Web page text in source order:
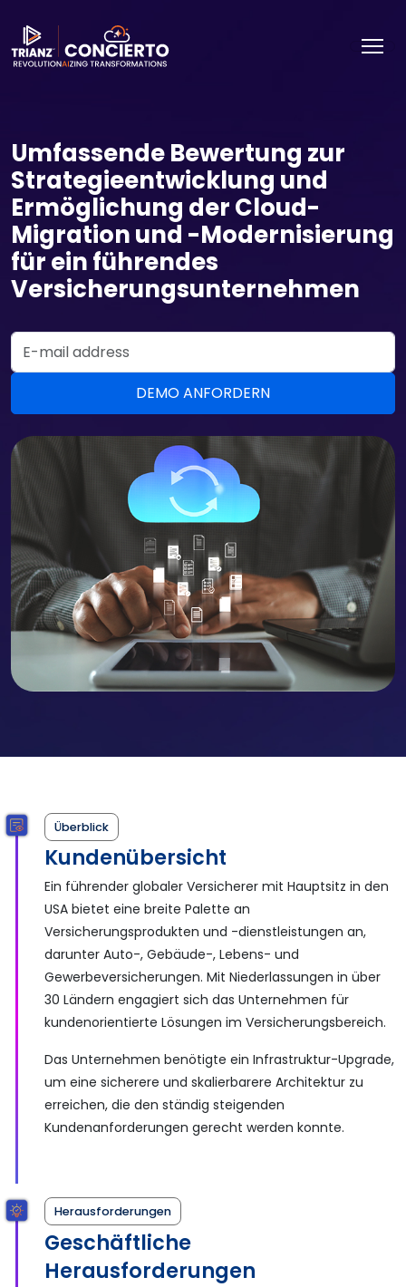
Umfassende Bewertung zur
Strategieentwicklung und
Ermöglichung der Cloud-
Migration und -Modernisierung
für ein führendes
Versicherungsunternehmen
Email Address
Überblick
Kundenübersicht
Ein führender globaler Versicherer mit Hauptsitz in den
USA bietet eine breite Palette an
Versicherungsprodukten und -dienstleistungen an,
darunter Auto-, Gebäude-, Lebens- und
Gewerbeversicherungen. Mit Niederlassungen in über
30 Ländern engagiert sich das Unternehmen für
kundenorientierte Lösungen im Versicherungsbereich.
Das Unternehmen benötigte ein Infrastruktur-Upgrade,
um eine sicherere und skalierbarere Architektur zu
erreichen, die den ständig steigenden
Kundenanforderungen gerecht werden konnte.
Herausforderungen
Geschäftliche
Herausforderungen